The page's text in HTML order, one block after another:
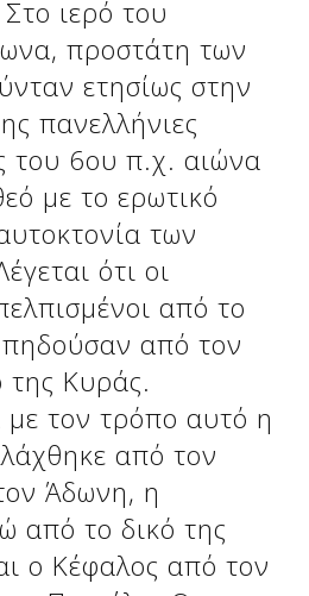
ιερό του
προστάτη των
ετησίως στην
πανελλήνιες
του 6ου π.χ. αιώνα
με το ερωτικό
των
ότι οι
από το
από τον
Κυράς.
με τον τρόπο αυτό η
από τον
Άδωνη, η
από το δικό της
ο Κέφαλος από τον